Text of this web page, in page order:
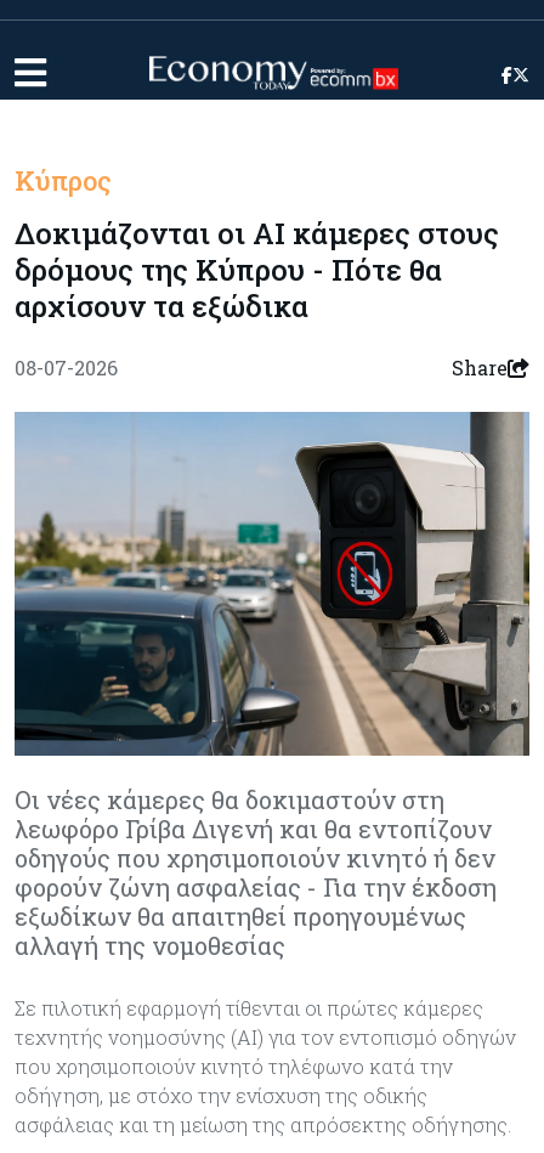
Κύπρος
Δοκιμάζονται οι AI κάμερες στους
δρόμους της Κύπρου - Πότε θα
αρχίσουν τα εξώδικα
08-07-2026 Share
Οι νέες κάμερες θα δοκιμαστούν στη
λεωφόρο Γρίβα Διγενή και θα εντοπίζουν
οδηγούς που χρησιμοποιούν κινητό ή δεν
φορούν ζώνη ασφαλείας - Για την έκδοση
εξωδίκων θα απαιτηθεί προηγουμένως
αλλαγή της νομοθεσίας
Σε πιλοτική εφαρμογή τίθενται οι πρώτες κάμερες
τεχνητής νοημοσύνης (AI) για τον εντοπισμό οδηγών
που χρησιμοποιούν κινητό τηλέφωνο κατά την
οδήγηση, με στόχο την ενίσχυση της οδικής
ασφάλειας και τη μείωση της απρόσεκτης οδήγησης.